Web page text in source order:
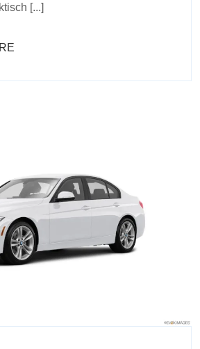
[...]